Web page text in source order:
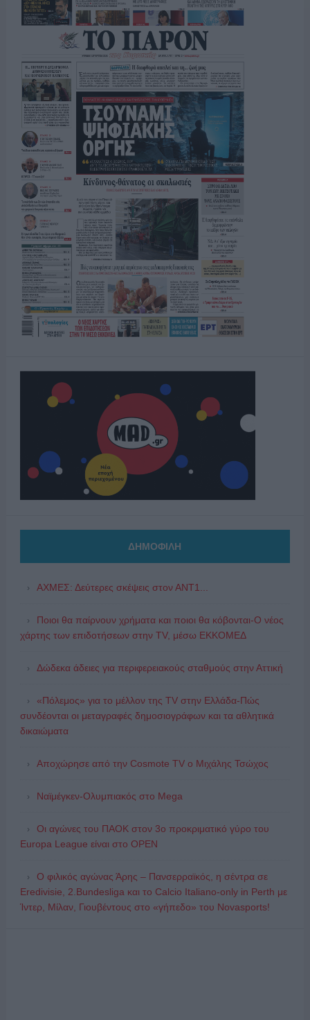
ΔΗΜΟΦΙΛΗ
ΑΧΜΕΣ: Δεύτερες σκέψεις στον ΑΝΤ1...
Ποιοι θα παίρνουν χρήματα και ποιοι θα κόβονται-Ο νέος
χάρτης των επιδοτήσεων στην TV, μέσω ΕΚΚΟΜΕΔ
Δώδεκα άδειες για περιφερειακούς σταθμούς στην Αττική
«Πόλεμος» για το μέλλον της TV στην Ελλάδα-Πώς
συνδέονται οι μεταγραφές δημοσιογράφων και τα αθλητικά
δικαιώματα
Αποχώρησε από την Cosmote TV o Μιχάλης Τσώχος
Ναϊμέγκεν-Ολυμπιακός στο Mega
Οι αγώνες του ΠΑΟΚ στον 3ο προκριματικό γύρο του
Europa League είναι στο OPEN
Ο φιλικός αγώνας Άρης – Πανσερραϊκός, η σέντρα σε
Eredivisie, 2.Bundesliga και το Calcio Italiano-only in Perth με
Ίντερ, Μίλαν, Γιουβέντους στο «γήπεδο» του Novasports!